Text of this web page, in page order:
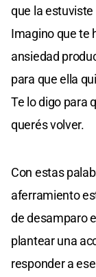
que la
Imagino que te
ansiedad
para que ella
Te lo digo para
querés volver.
Con estas
aferramiento
de desamparo
plantear una
responder a